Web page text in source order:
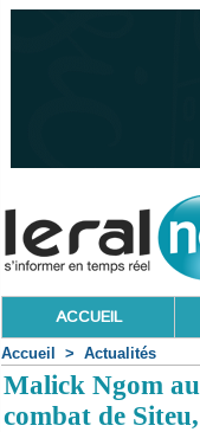
ACCUEIL
Accueil > Actualités
Malick Ngom
combat de